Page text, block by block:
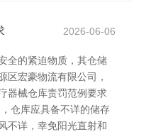
2026-06-06
全的紧迫物质，其仓储
区宏豪物流有限公司，
器械仓库责罚范例要求
仓库应具备不详的储存
不详，幸免阳光直射和